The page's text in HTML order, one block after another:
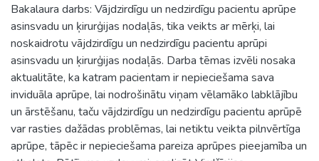
Bakalaura darbs: Vājdzirdīgu un nedzirdīgu pacientu aprūpe
asinsvadu un ķirurģijas nodaļās, tika veikts ar mērķi, lai
noskaidrotu vājdzirdīgu un nedzirdīgu pacientu aprūpi
asinsvadu un ķirurģijas nodaļās. Darba tēmas izvēli nosaka
aktualitāte, ka katram pacientam ir nepieciešama sava
inviduāla aprūpe, lai nodrošinātu viņam vēlamāko labklājību
un ārstēšanu, taču vājdzirdīgu un nedzirdīgu pacientu aprūpē
var rasties dažādas problēmas, lai netiktu veikta pilnvērtīga
aprūpe, tāpēc ir nepieciešama pareiza aprūpes pieejamība un